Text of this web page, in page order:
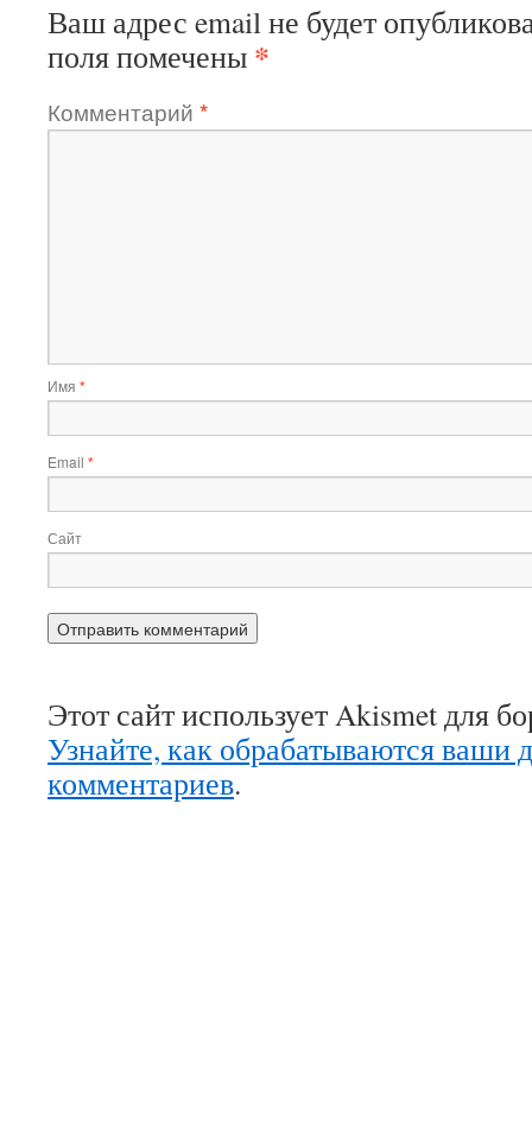
Ваш адрес email не будет
поля помечены *
Комментарий *
Имя *
Email *
Сайт
Этот сайт использует Akismet для
Узнайте, как обрабатываются ваши
комментариев.